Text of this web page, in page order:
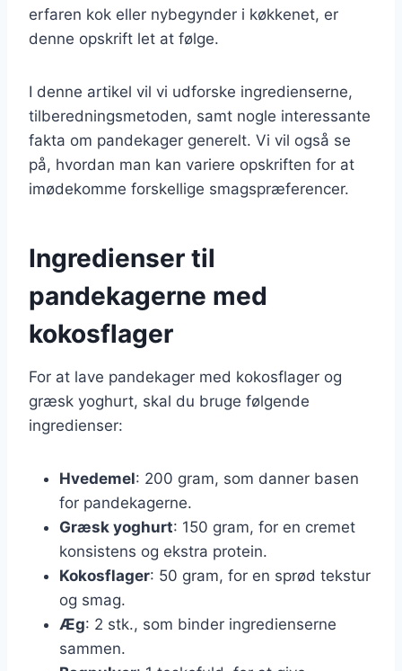
erfaren kok eller nybegynder i køkkenet, er
denne opskrift let at følge.
I denne artikel vil vi udforske ingredienserne,
tilberedningsmetoden, samt nogle interessante
fakta om pandekager generelt. Vi vil også se
på, hvordan man kan variere opskriften for at
imødekomme forskellige smagspræferencer.
Ingredienser til
pandekagerne med
kokosflager
For at lave pandekager med kokosflager og
græsk yoghurt, skal du bruge følgende
ingredienser:
Hvedemel: 200 gram, som danner basen
for pandekagerne.
Græsk yoghurt: 150 gram, for en cremet
konsistens og ekstra protein.
Kokosflager: 50 gram, for en sprød tekstur
og smag.
Æg: 2 stk., som binder ingredienserne
sammen.